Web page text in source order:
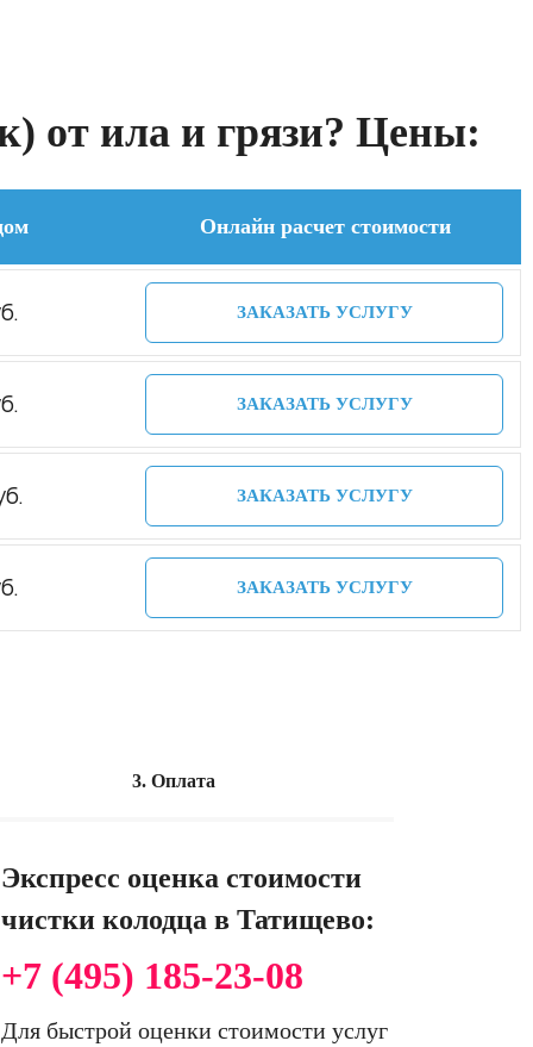
от ила и грязи? Цены:
Онлайн расчет стоимости
ЗАКАЗАТЬ УСЛУГУ
ЗАКАЗАТЬ УСЛУГУ
ЗАКАЗАТЬ УСЛУГУ
ЗАКАЗАТЬ УСЛУГУ
3. Оплата
Экспресс оценка стоимости
чистки колодца в Татищево:
+7 (495) 185-23-08
Для быстрой оценки стоимости услуг